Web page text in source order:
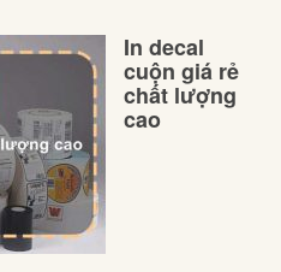
In decal
cuộn giá rẻ
chất lượng
cao